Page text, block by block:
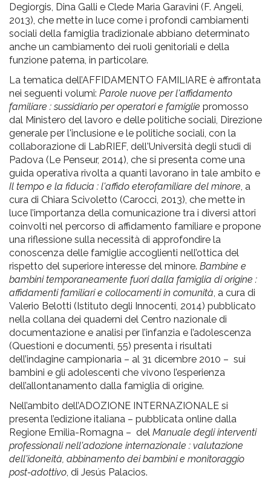
Degiorgis, Dina Galli e Clede Maria Garavini (F. Angeli,
2013), che mette in luce come i profondi cambiamenti
sociali della famiglia tradizionale abbiano determinato
anche un cambiamento dei ruoli genitoriali e della
funzione paterna, in particolare.
La tematica dell’AFFIDAMENTO FAMILIARE è affrontata
nei seguenti volumi: Parole nuove per l'affidamento
familiare : sussidiario per operatori e famiglie promosso
dal Ministero del lavoro e delle politiche sociali, Direzione
generale per l'inclusione e le politiche sociali, con la
collaborazione di LabRIEF, dell'Università degli studi di
Padova (Le Penseur, 2014), che si presenta come una
guida operativa rivolta a quanti lavorano in tale ambito e
Il tempo e la fiducia : l'affido eterofamiliare del minore, a
cura di Chiara Scivoletto (Carocci, 2013), che mette in
luce l’importanza della comunicazione tra i diversi attori
coinvolti nel percorso di affidamento familiare e propone
una riflessione sulla necessità di approfondire la
conoscenza delle famiglie accoglienti nell’ottica del
rispetto del superiore interesse del minore. Bambine e
bambini temporaneamente fuori dalla famiglia di origine :
affidamenti familiari e collocamenti in comunità, a cura di
Valerio Belotti (Istituto degli Innocenti, 2014) pubblicato
nella collana dei quaderni del Centro nazionale di
documentazione e analisi per l’infanzia e l’adolescenza
(Questioni e documenti, 55) presenta i risultati
dell’indagine campionaria – al 31 dicembre 2010 – sui
bambini e gli adolescenti che vivono l’esperienza
dell’allontanamento dalla famiglia di origine.
Nell’ambito dell’ADOZIONE INTERNAZIONALE si
presenta l’edizione italiana – pubblicata online dalla
Regione Emilia-Romagna – del Manuale degli interventi
professionali nell'adozione internazionale : valutazione
dell'idoneità, abbinamento dei bambini e monitoraggio
post-adottivo, di Jesús Palacios.